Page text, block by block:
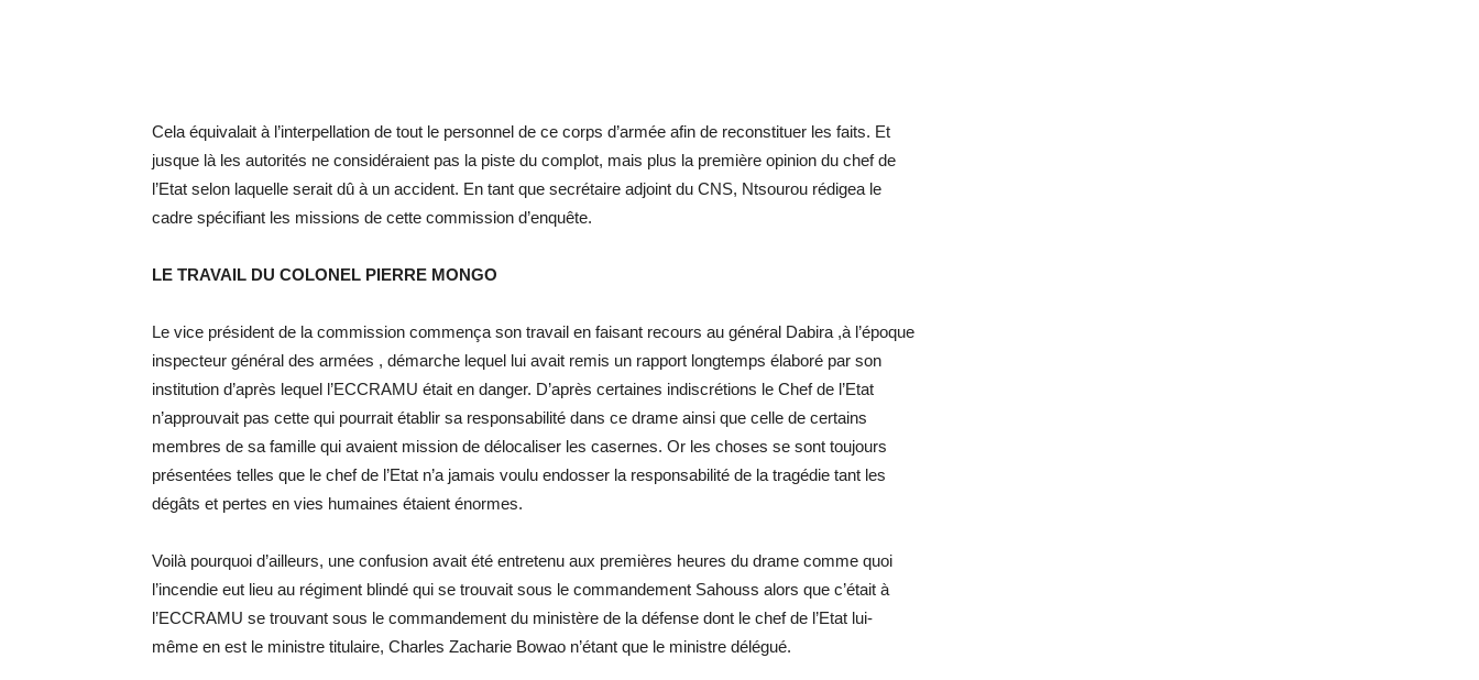
Cela équivalait à l’interpellation de tout le personnel de ce corps d’armée afin de reconstituer les faits. Et
jusque là les autorités ne considéraient pas la piste du complot, mais plus la première opinion du chef de
l’Etat selon laquelle serait dû à un accident. En tant que secrétaire adjoint du CNS, Ntsourou rédigea le
cadre spécifiant les missions de cette commission d’enquête.
LE TRAVAIL DU COLONEL PIERRE MONGO
Le vice président de la commission commença son travail en faisant recours au général Dabira ,à l’époque
inspecteur général des armées , démarche lequel lui avait remis un rapport longtemps élaboré par son
institution d’après lequel l’ECCRAMU était en danger. D’après certaines indiscrétions le Chef de l’Etat
n’approuvait pas cette qui pourrait établir sa responsabilité dans ce drame ainsi que celle de certains
membres de sa famille qui avaient mission de délocaliser les casernes. Or les choses se sont toujours
présentées telles que le chef de l’Etat n’a jamais voulu endosser la responsabilité de la tragédie tant les
dégâts et pertes en vies humaines étaient énormes.
Voilà pourquoi d’ailleurs, une confusion avait été entretenu aux premières heures du drame comme quoi
l’incendie eut lieu au régiment blindé qui se trouvait sous le commandement Sahouss alors que c’était à
l’ECCRAMU se trouvant sous le commandement du ministère de la défense dont le chef de l’Etat lui-
même en est le ministre titulaire, Charles Zacharie Bowao n’étant que le ministre délégué.